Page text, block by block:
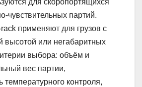
для скоропортящихся
партий.
применяют для грузов с
или негабаритных
выбора: объём и
вес партии,
температурного контроля,